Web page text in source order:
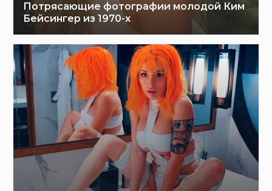
Потрясающие фотографии молодой Ким
Бейсингер из 1970-х